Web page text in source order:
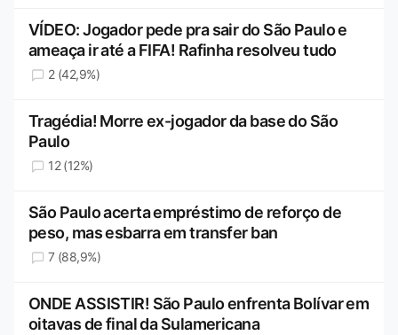
VÍDEO: Jogador pede pra sair do São Paulo e
ameaça ir até a FIFA! Rafinha resolveu tudo
2 (42,9%)
Tragédia! Morre ex-jogador da base do São
Paulo
12 (12%)
São Paulo acerta empréstimo de reforço de
peso, mas esbarra em transfer ban
7 (88,9%)
ONDE ASSISTIR! São Paulo enfrenta Bolívar em
oitavas de final da Sulamericana